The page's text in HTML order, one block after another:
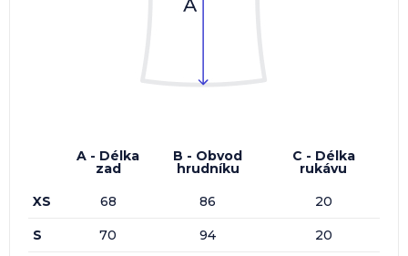
A - Délka
zad
B - Obvod
hrudníku
C - Délka
rukávu
XS
68 86 20
S 70 94 20